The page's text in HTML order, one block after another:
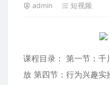
admin 短视频
课程目录： 第一节：
放 第四节：行为兴趣